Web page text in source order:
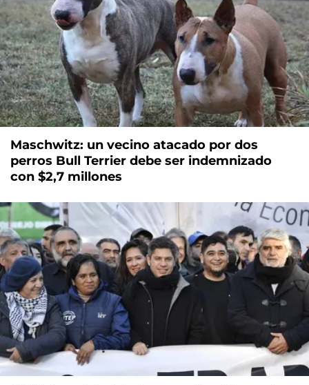
Maschwitz: un vecino atacado por dos
perros Bull Terrier debe ser indemnizado
con $2,7 millones